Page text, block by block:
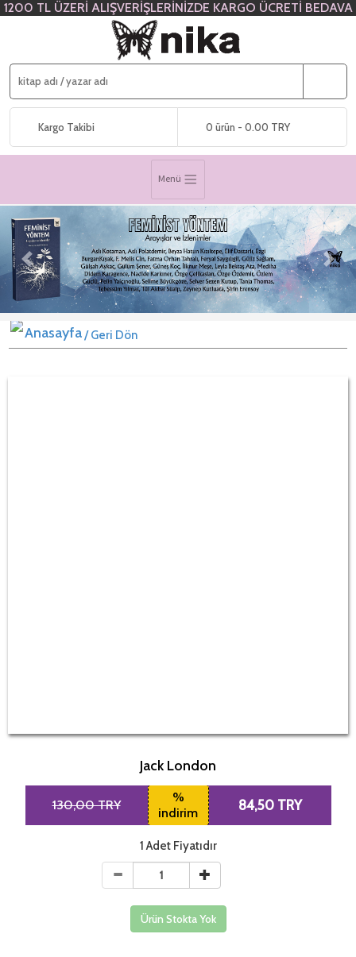
1200 TL ÜZERİ ALIŞVERİŞLERİNİZDE KARGO ÜCRETİ BEDAVA
Kargo Takibi 0 ürün - 0.00 TRY
Menü
Previous Next
/ Geri Dön
Jack London
130,00 TRY
%
indirim
84,50 TRY
1 Adet Fiyatıdır
Ürün Stokta Yok